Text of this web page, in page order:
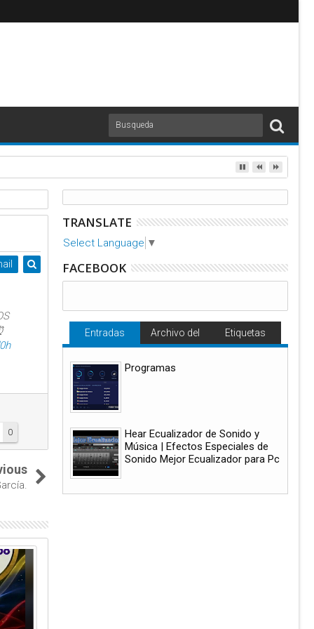
0
TRANSLATE
Select Language ▼
FACEBOOK
Entradas
Archivo del
Etiquetas
Programas
Hear Ecualizador de Sonido y
Música | Efectos Especiales de
Sonido Mejor Ecualizador para Pc